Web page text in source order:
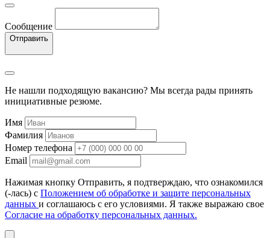
Сообщение
Отправить
Не нашли подходящую вакансию? Мы всегда рады принять
инициативные резюме.
Имя
Фамилия
Номер телефона
Email
Нажимая кнопку Отправить, я подтверждаю, что ознакомился
(-лась) с Положением об обработке и защите персональных
данных и соглашаюсь с его условиями. Я также выражаю свое
Согласие на обработку персональных данных.